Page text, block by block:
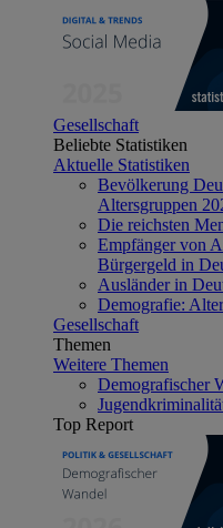
Gesellschaft
Beliebte Statistiken
Aktuelle Statistiken
Bevölkerung
Altersgruppen
Die reichsten
Empfänger von
Bürgergeld in
Ausländer in
Demografie:
Gesellschaft
Themen
Weitere Themen
Demografischer
Top Report